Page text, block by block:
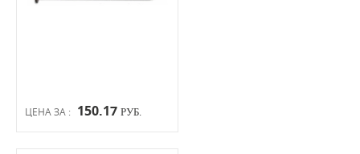
ЦЕНА ЗА : 150.17 РУБ.